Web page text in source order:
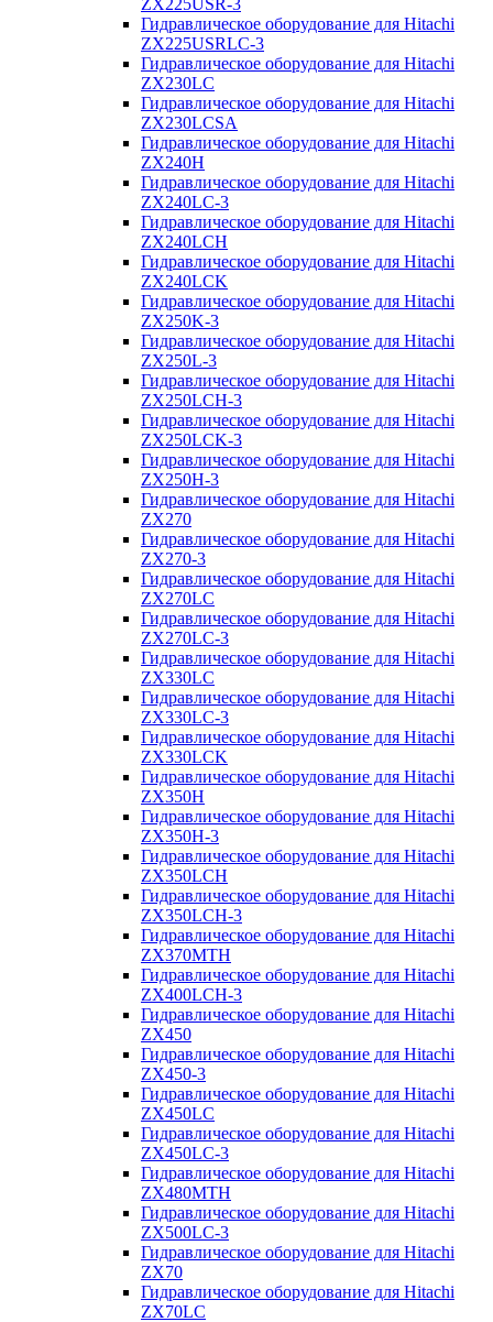
ZX225USR-3
Гидравлическое оборудование для Hitachi
ZX225USRLC-3
Гидравлическое оборудование для Hitachi
ZX230LC
Гидравлическое оборудование для Hitachi
ZX230LCSA
Гидравлическое оборудование для Hitachi
ZX240H
Гидравлическое оборудование для Hitachi
ZX240LC-3
Гидравлическое оборудование для Hitachi
ZX240LCH
Гидравлическое оборудование для Hitachi
ZX240LCK
Гидравлическое оборудование для Hitachi
ZX250K-3
Гидравлическое оборудование для Hitachi
ZX250L-3
Гидравлическое оборудование для Hitachi
ZX250LCH-3
Гидравлическое оборудование для Hitachi
ZX250LCK-3
Гидравлическое оборудование для Hitachi
ZX250Н-3
Гидравлическое оборудование для Hitachi
ZX270
Гидравлическое оборудование для Hitachi
ZX270-3
Гидравлическое оборудование для Hitachi
ZX270LC
Гидравлическое оборудование для Hitachi
ZX270LC-3
Гидравлическое оборудование для Hitachi
ZX330LC
Гидравлическое оборудование для Hitachi
ZX330LC-3
Гидравлическое оборудование для Hitachi
ZX330LCK
Гидравлическое оборудование для Hitachi
ZX350H
Гидравлическое оборудование для Hitachi
ZX350H-3
Гидравлическое оборудование для Hitachi
ZX350LCH
Гидравлическое оборудование для Hitachi
ZX350LCH-3
Гидравлическое оборудование для Hitachi
ZX370MTH
Гидравлическое оборудование для Hitachi
ZX400LCH-3
Гидравлическое оборудование для Hitachi
ZX450
Гидравлическое оборудование для Hitachi
ZX450-3
Гидравлическое оборудование для Hitachi
ZX450LC
Гидравлическое оборудование для Hitachi
ZX450LC-3
Гидравлическое оборудование для Hitachi
ZX480MTH
Гидравлическое оборудование для Hitachi
ZX500LC-3
Гидравлическое оборудование для Hitachi
ZX70
Гидравлическое оборудование для Hitachi
ZX70LC